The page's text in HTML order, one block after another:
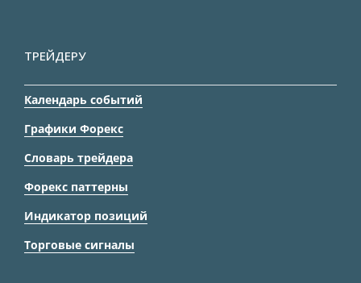
ТРЕЙДЕРУ
Календарь событий
Графики Форекс
Словарь трейдера
Форекс паттерны
Индикатор позиций
Торговые сигналы